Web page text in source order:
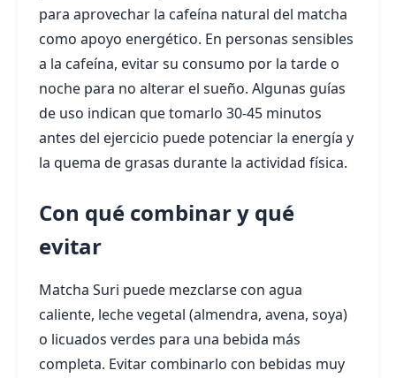
para aprovechar la cafeína natural del matcha
como apoyo energético. En personas sensibles
a la cafeína, evitar su consumo por la tarde o
noche para no alterar el sueño. Algunas guías
de uso indican que tomarlo 30-45 minutos
antes del ejercicio puede potenciar la energía y
la quema de grasas durante la actividad física.
Con qué combinar y qué
evitar
Matcha Suri puede mezclarse con agua
caliente, leche vegetal (almendra, avena, soya)
o licuados verdes para una bebida más
completa. Evitar combinarlo con bebidas muy